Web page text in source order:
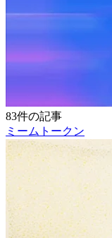
83件の記事
ミームトークン